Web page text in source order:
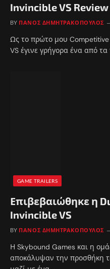
Invincible VS Review
BY ΠΆΝΟΣ ΔΗΜΗΤΡΑΚΌΠΟΥΛΟΣ
Ως το πρώτο μου
VS έγινε γρήγορα ένα από
GAME TRAILERS
Επιβεβαιώθηκε η
Invincible VS
BY ΠΆΝΟΣ ΔΗΜΗΤΡΑΚΌΠΟΥΛΟΣ
Η Skybound Games και η
αποκάλυψαν την προσθήκη